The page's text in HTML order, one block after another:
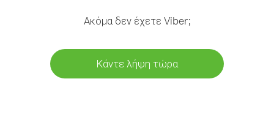
Ακόμα δεν έχετε Viber;
Κάντε λήψη τώρα